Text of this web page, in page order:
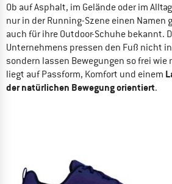
Ob auf Asphalt, im Gelände oder im
nur in der Running-Szene einen Namen
auch für ihre Outdoor-Schuhe bekannt.
Unternehmens pressen den Fuß nicht
sondern lassen Bewegungen so frei wie
liegt auf Passform, Komfort und einem
der natürlichen Bewegung orientiert.